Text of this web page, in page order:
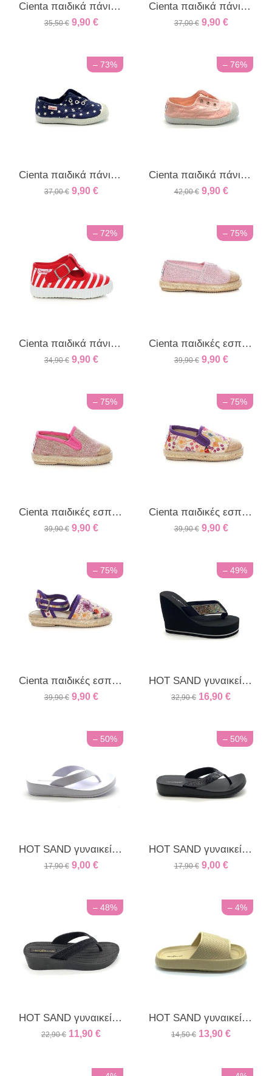
Cienta παιδικά πάνινα sneakers για κορίτσια χρυσό
35,50 € 9,90 €
Cienta παιδικά πάνινα sneakers με αστεράκια εκρού
37,00 € 9,90 €
– 73%
Cienta παιδικά πάνινα sneakers με αστεράκια μπλέ
37,00 € 9,90 €
– 76%
Cienta παιδικά πάνινα sneakers με δαντέλα ροζ
42,00 € 9,90 €
– 72%
Cienta παιδικά πάνινα ρίγα κόκκινο/λευκό
34,90 € 9,90 €
– 75%
Cienta παιδικές εσπαντρίγες για κορίτσια
39,90 € 9,90 €
– 75%
Cienta παιδικές εσπαντρίγες για κορίτσια
39,90 € 9,90 €
– 75%
Cienta παιδικές εσπαντρίγες για κορίτσια
39,90 € 9,90 €
– 75%
Cienta παιδικές εσπαντρίγες για κορίτσια λιλα/βιολετ
39,90 € 9,90 €
– 49%
HOT SAND γυναικεία πλατφόρμα μαύρο
32,90 € 16,90 €
– 50%
HOT SAND γυναικείο δίχαλο γκλιτερ λευκό
17,90 € 9,00 €
– 50%
HOT SAND γυναικείο δίχαλο γκλιτερ μαύρο
17,90 € 9,00 €
– 48%
HOT SAND γυναικείο δίχαλο μαύρο
22,90 € 11,90 €
– 4%
HOT SAND γυναικείο φάσα beige
14,50 € 13,90 €